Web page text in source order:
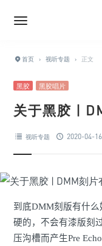
首页 › 视听专题 › 正文
黑胶 黑胶唱片
关于黑胶 |
视听专题 2020-04-16
到底DMM刻版有什
硬的，不会有漆版刻
压沟槽而产生Pre Echo